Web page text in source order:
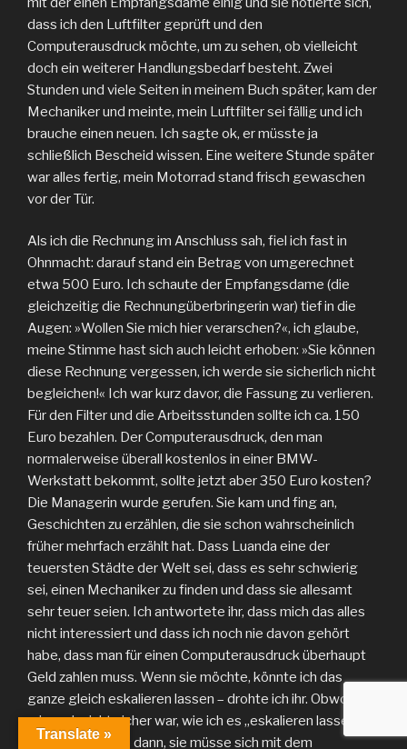
dass ich den Luftfilter geprüft und den
Computerausdruck möchte, um zu sehen, ob vielleicht
doch ein weiterer Handlungsbedarf besteht. Zwei
Stunden und viele Seiten in meinem Buch später, kam der
Mechaniker und meinte, mein Luftfilter sei fällig und ich
brauche einen neuen. Ich sagte ok, er müsste ja
schließlich Bescheid wissen. Eine weitere Stunde später
war alles fertig, mein Motorrad stand frisch gewaschen
vor der Tür.
Als ich die Rechnung im Anschluss sah, fiel ich fast in
Ohnmacht: darauf stand ein Betrag von umgerechnet
etwa 500 Euro. Ich schaute der Empfangsdame (die
gleichzeitig die Rechnungüberbringerin war) tief in die
Augen: »Wollen Sie mich hier verarschen?«, ich glaube,
meine Stimme hast sich auch leicht erhoben: »Sie können
diese Rechnung vergessen, ich werde sie sicherlich nicht
begleichen!« Ich war kurz davor, die Fassung zu verlieren.
Für den Filter und die Arbeitsstunden sollte ich ca. 150
Euro bezahlen. Der Computerausdruck, den man
normalerweise überall kostenlos in einer BMW-
Werkstatt bekommt, sollte jetzt aber 350 Euro kosten?
Die Managerin wurde gerufen. Sie kam und fing an,
Geschichten zu erzählen, die sie schon wahrscheinlich
früher mehrfach erzählt hat. Dass Luanda eine der
teuersten Städte der Welt sei, dass es sehr schwierig
sei, einen Mechaniker zu finden und dass sie allesamt
sehr teuer seien. Ich antwortete ihr, dass mich das alles
nicht interessiert und dass ich noch nie davon gehört
habe, dass man für einen Computerausdruck überhaupt
Geld zahlen muss. Wenn sie möchte, könnte ich das
ganze gleich eskalieren lassen – drohte ich ihr. Obwohl ich
mir noch nicht sicher war, wie ich es „eskalieren lassen“
würde. Sie sagte dann, sie müsse sich mit dem
Translate »